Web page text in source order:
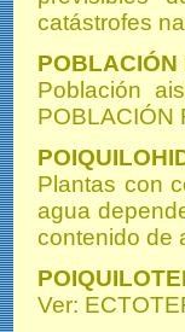
catástrofes
POBLACIÓN
Población
POBLACIÓN
Plantas con
agua
contenido de
Ver: